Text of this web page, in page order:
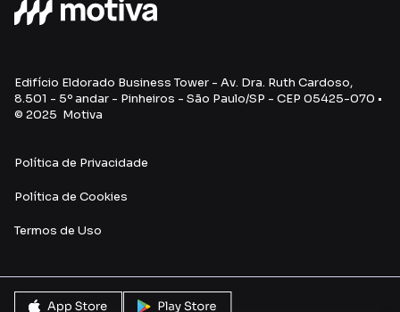
Edifício Eldorado Business Tower - Av. Dra. Ruth Cardoso,
8.501 - 5º andar - Pinheiros - São Paulo/SP - CEP 05425-070 •
© 2025 Motiva
Política de Privacidade
Política de Cookies
Termos de Uso